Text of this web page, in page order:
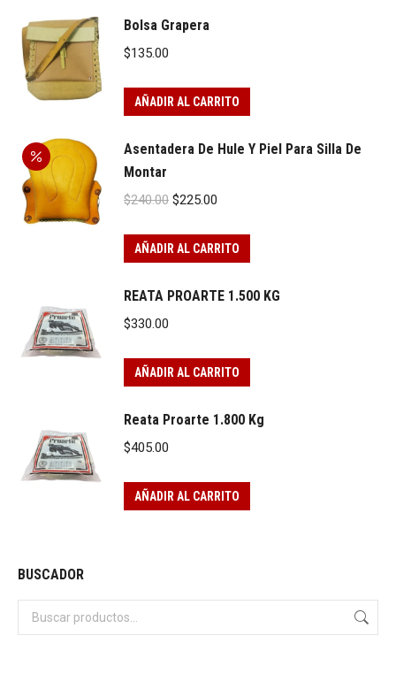
Bolsa Grapera
$135.00
AÑADIR AL CARRITO
Asentadera De Hule Y Piel Para Silla De
Montar
$240.00 Original
was:
$225.00
is:
AÑADIR AL CARRITO
REATA PROARTE 1.500 KG
$330.00
AÑADIR AL CARRITO
Reata Proarte 1.800 Kg
$405.00
AÑADIR AL CARRITO
BUSCADOR